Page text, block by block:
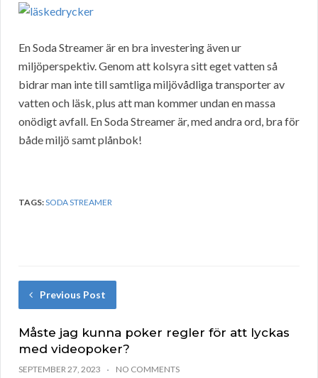
En Soda Streamer är en bra investering även ur
miljöperspektiv. Genom att kolsyra sitt eget vatten så
bidrar man inte till samtliga miljövådliga transporter av
vatten och läsk, plus att man kommer undan en massa
onödigt avfall. En Soda Streamer är, med andra ord, bra för
både miljö samt plånbok!
TAGS:SODA STREAMER
Previous Post
Måste jag kunna poker regler för att lyckas
med videopoker?
SEPTEMBER 27, 2023 NO COMMENTS